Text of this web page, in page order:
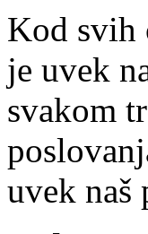
Kod svih
je uvek
svakom
uvek naš